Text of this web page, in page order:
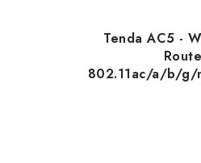
Tenda AC5 -
802.11ac/a/b/g/